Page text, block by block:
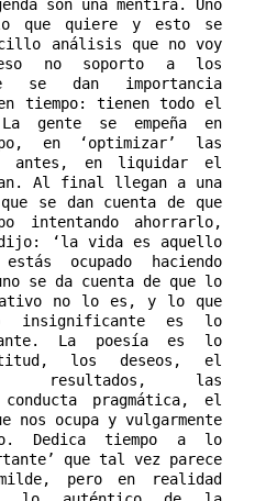
son una mentira. Uno
que quiere y esto se
análisis que no voy
no soporto a los
se dan importancia
tiempo: tienen todo el
gente se empeña en
en ‘optimizar’ las
antes, en liquidar el
Al final llegan a una
se dan cuenta de que
intentando ahorrarlo,
dijo: ‘la vida es aquello
ocupado haciendo
se da cuenta de que lo
no lo es, y lo que
insignificante es lo
La poesía es lo
los deseos, el
resultados, las
pragmática, el
ocupa y vulgarmente
Dedica tiempo a lo
que tal vez parece
pero en realidad